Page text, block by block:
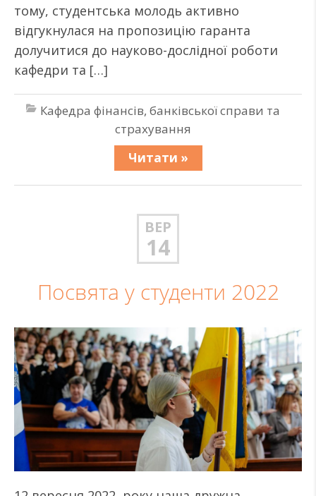
тому, студентська молодь активно
відгукнулася на пропозицію гаранта
долучитися до науково-дослідної роботи
кафедри та […]
Кафедра фінансів, банківської справи та
страхування
Читати »
ВЕР
14
Посвята у студенти 2022